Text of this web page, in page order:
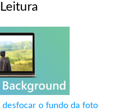
desfocar o fundo da foto